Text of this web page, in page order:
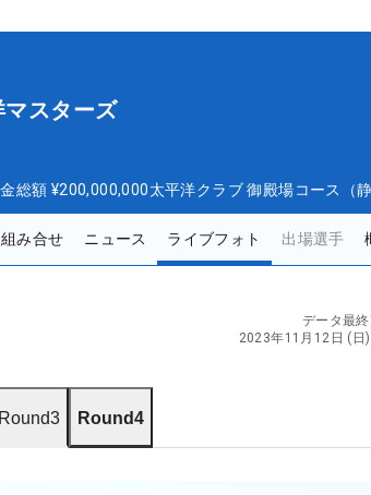
スターズ
総額 ¥200,000,000太平洋クラブ 御殿場コース（静
組み合せ ニュース ライブフォト 出場選手
データ最終
2023年11月12日 (日
Round3 Round4